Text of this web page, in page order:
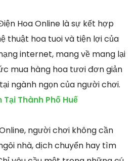
Hoa Online là sự kết hợp
thuật hoa tuoi và tiện lợi của
internet, mang về mang lại
mua hàng hoa tươi đơn giản
ngành ngọn của người chơi.
Thành Phố Huế
người chơi không cần
nhà, dịch chuyển hay tìm